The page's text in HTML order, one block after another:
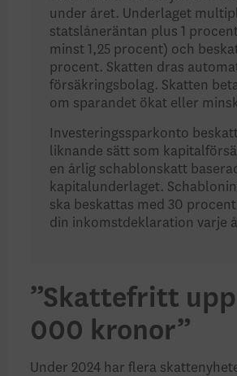
under året. Underlaget
statslåneräntan plus 1
minst 1,25 procent) och
procent. Skatten dras
försäkringsbolag. Skatten
om sparandet ökat eller
Investeringssparkonto
liknande sätt som
en årlig schablonskatt
kapitalunderlaget.
ska beskattas med 30
din inkomstdeklaration varje
”Skattefritt
000 kronor”
Under 2024 har flera